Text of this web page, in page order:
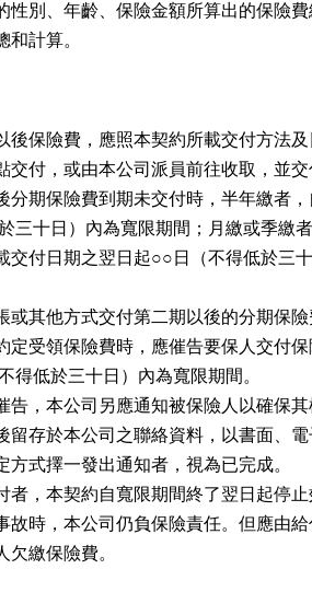
性別、年齡、保險金額所算出的保險
和計算。
後保險費，應照本契約所載交付方法
交付，或由本公司派員前往收取，並
分期保險費到期未交付時，半年繳者
三十日）內為寬限期間；月繳或季繳
交付日期之翌日起○○日（不得低於三
或其他方式交付第二期以後的分期保
定受領保險費時，應催告要保人交付
得低於三十日）內為寬限期間。
告，本公司另應通知被保險人以確保
留存於本公司之聯絡資料，以書面、
方式擇一發出通知者，視為已完成。
者，本契約自寬限期間終了翌日起停
故時，本公司仍負保險責任。但應由
欠繳保險費。